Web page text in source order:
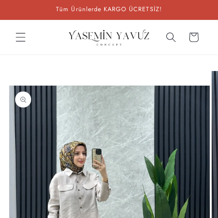
Tüm Ürünlerde KARGO ÜCRETSİZ!
Sepet
atla